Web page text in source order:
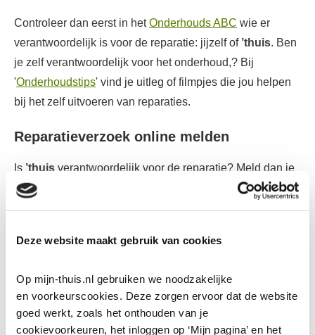
Deze website maakt gebruik van cookies
Op mijn-thuis.nl gebruiken we noodzakelijke
en voorkeurscookies. Deze zorgen ervoor dat de website
goed werkt, zoals het onthouden van je
cookievoorkeuren, het inloggen op ‘Mijn pagina’ en het
Controleer dan eerst in hetOnderhouds ABC wie er
verantwoordelijk is voor de reparatie: jijzelf of ’thuis. Ben
je zelf verantwoordelijk voor het onderhoud,? Bij
'Onderhoudstips' vind je uitleg of filmpjes die jou helpen
bij het zelf uitvoeren van reparaties.
Reparatieverzoek online melden
Is ’thuis verantwoordelijk voor de reparatie? Meld dan je
reparatieverzoek heel gemakkelijk via de groene knop
Je kunt ook bellen om een reparatieverzoek te melden.
Bel ons, ook bij spoed buiten kantooruren, op het
algemene telefoonnummer van ’thuis: (040) 24 99 999.